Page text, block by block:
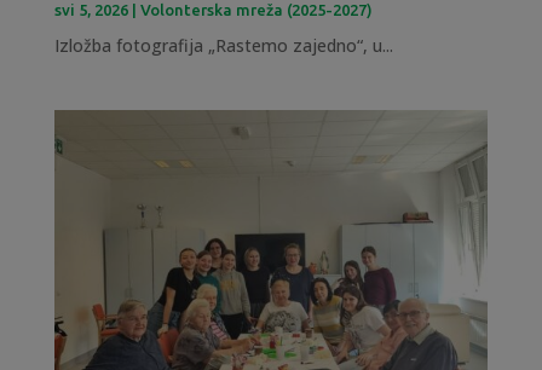
svi 5, 2026| Volonterska mreža (2025-2027)
Izložba fotografija „Rastemo zajedno“, u...